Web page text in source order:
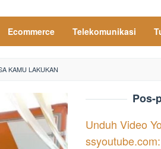
Ecommerce Telekomunikasi
KAMU LAKUKAN
Pos-
Unduh Video